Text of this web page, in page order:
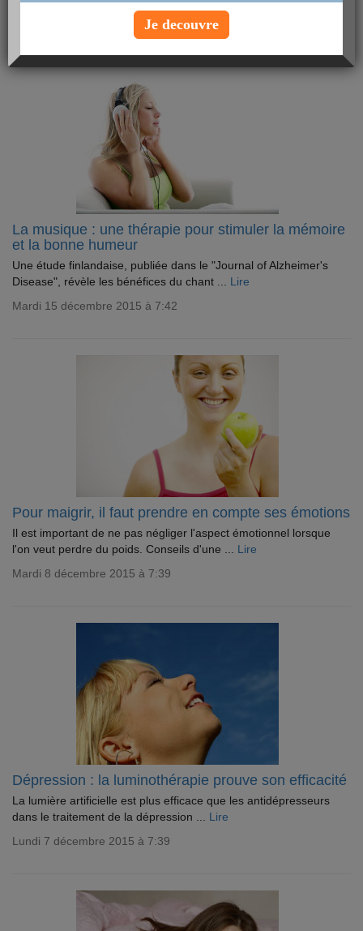
Mardi 2 janvier 2018 à 7:30
La musique : une thérapie pour stimuler la mémoire
et la bonne humeur
Une étude finlandaise, publiée dans le "Journal of Alzheimer's
Disease", révèle les bénéfices du chant ... Lire
Mardi 15 décembre 2015 à 7:42
Pour maigrir, il faut prendre en compte ses émotions
Il est important de ne pas négliger l'aspect émotionnel lorsque
l'on veut perdre du poids. Conseils d'une ... Lire
Mardi 8 décembre 2015 à 7:39
Dépression : la luminothérapie prouve son efficacité
La lumière artificielle est plus efficace que les antidépresseurs
dans le traitement de la dépression ... Lire
Lundi 7 décembre 2015 à 7:39
Je decouvre